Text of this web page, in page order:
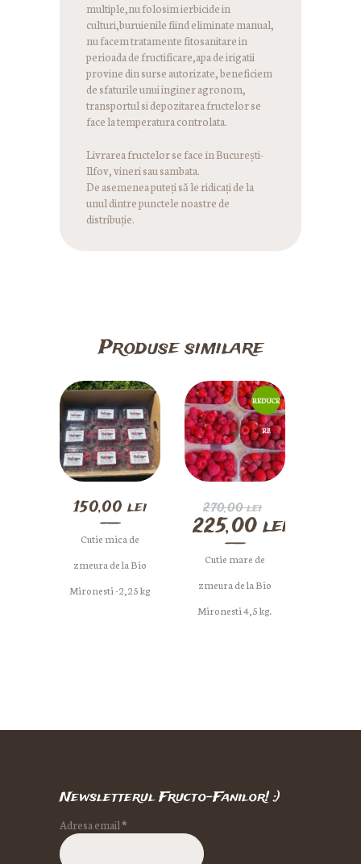
multiple,nu folosim ierbicide in
culturi,buruienile fiind eliminate manual,
nu facem tratamente fitosanitare in
perioada de fructificare,apa de irigatii
provine din surse autorizate, beneficiem
de sfaturile unui inginer agronom,
transportul si depozitarea fructelor se
face la temperatura controlata.
Livrarea fructelor se face în București-
Ilfov, vineri sau sambata.
De asemenea puteți să le ridicați de la
unul dintre punctele noastre de
distribuție.
Produse similare
150,00 lei
Cutie mica de
zmeura de la Bio
Mironesti -2,25 kg
REDUCE
RI!
270,00lei
inițial
225,00 lei
Prețul
curent
este:
225,00 lei.
Cutie mare de
zmeura de la Bio
Mironesti 4,5 kg.
Newsletterul Fructo-Fanilor! :)
Adresa email*